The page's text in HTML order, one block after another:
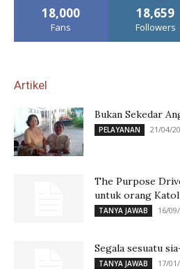
18,000
Fans
18,659
Followers
Artikel
Bukan Sekedar
PELAYANAN 21/04/
The Purpose
untuk orang
TANYA JAWAB 16/
Segala sesuatu
TANYA JAWAB 17/